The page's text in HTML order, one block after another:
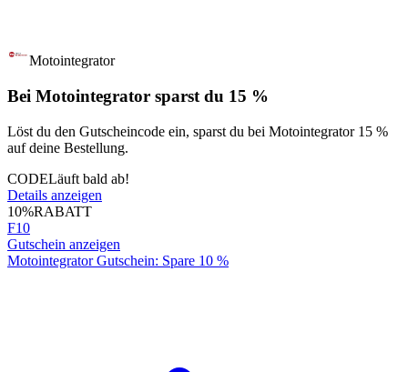
Motointegrator
Bei Motointegrator sparst du 15 %
Löst du den Gutscheincode ein, sparst du bei Motointegrator 15 %
auf deine Bestellung.
CODELäuft bald ab!
Details anzeigen
10%RABATT
F10
Gutschein anzeigen
Motointegrator Gutschein: Spare 10 %